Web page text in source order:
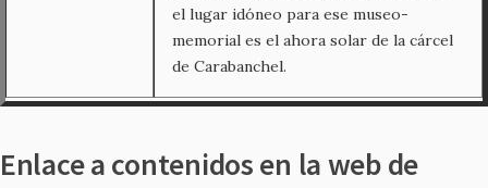
el lugar idóneo para ese museo-
memorial es el ahora solar de la cárcel
de Carabanchel.
Enlace a contenidos en la web de